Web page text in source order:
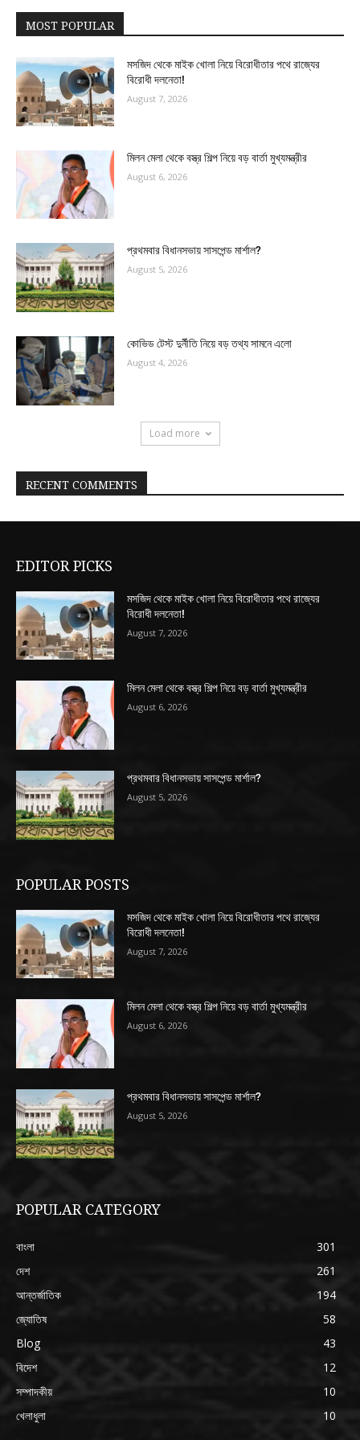
MOST POPULAR
মসজিদ থেকে মাইক খোলা নিয়ে বিরোধীতার পথে রাজ্যের
বিরোধী দলনেতা!
August 7, 2026
মিলন মেলা থেকে বস্ত্র শিল্প নিয়ে বড় বার্তা মুখ্যমন্ত্রীর
August 6, 2026
প্রথমবার বিধানসভায় সাসপেন্ড মার্শাল?
August 5, 2026
কোভিড টেস্ট দুর্নীতি নিয়ে বড় তথ্য সামনে এলো
August 4, 2026
Load more
RECENT COMMENTS
EDITOR PICKS
মসজিদ থেকে মাইক খোলা নিয়ে বিরোধীতার পথে রাজ্যের
বিরোধী দলনেতা!
August 7, 2026
মিলন মেলা থেকে বস্ত্র শিল্প নিয়ে বড় বার্তা মুখ্যমন্ত্রীর
August 6, 2026
প্রথমবার বিধানসভায় সাসপেন্ড মার্শাল?
August 5, 2026
POPULAR POSTS
মসজিদ থেকে মাইক খোলা নিয়ে বিরোধীতার পথে রাজ্যের
বিরোধী দলনেতা!
August 7, 2026
মিলন মেলা থেকে বস্ত্র শিল্প নিয়ে বড় বার্তা মুখ্যমন্ত্রীর
August 6, 2026
প্রথমবার বিধানসভায় সাসপেন্ড মার্শাল?
August 5, 2026
POPULAR CATEGORY
বাংলা
301
দেশ
261
আন্তর্জাতিক
194
জ্যোতিষ
58
Blog
43
বিদেশ
12
সম্পাদকীয়
10
খেলাধুলা
10